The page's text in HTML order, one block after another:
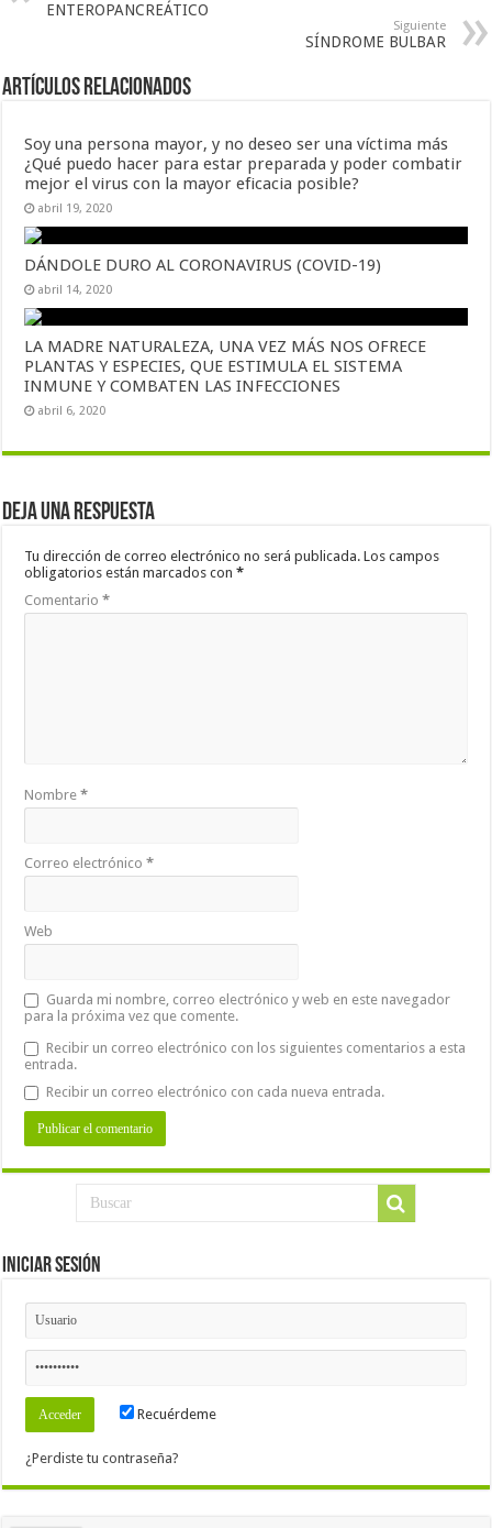
ENTEROPANCREÁTICO
Siguiente
SÍNDROME BULBAR
Artículos Relacionados
Soy una persona mayor, y no deseo ser una víctima más
¿Qué puedo hacer para estar preparada y poder combatir
mejor el virus con la mayor eficacia posible?
abril 19, 2020
DÁNDOLE DURO AL CORONAVIRUS (COVID-19)
abril 14, 2020
LA MADRE NATURALEZA, UNA VEZ MÁS NOS OFRECE
PLANTAS Y ESPECIES, QUE ESTIMULA EL SISTEMA
INMUNE Y COMBATEN LAS INFECCIONES
abril 6, 2020
Deja una respuesta
Tu dirección de correo electrónico no será publicada. Los campos
obligatorios están marcados con*
Comentario*
Nombre*
Correo electrónico*
Web
Guarda mi nombre, correo electrónico y web en este navegador
para la próxima vez que comente.
Recibir un correo electrónico con los siguientes comentarios a esta
entrada.
Recibir un correo electrónico con cada nueva entrada.
Iniciar Sesión
Recuérdeme
¿Perdiste tu contraseña?